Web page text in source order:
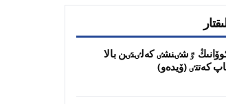
ٷشٸنشٸ كەلٸنٸن بالا
كەتتٸ (ۆيدەو)